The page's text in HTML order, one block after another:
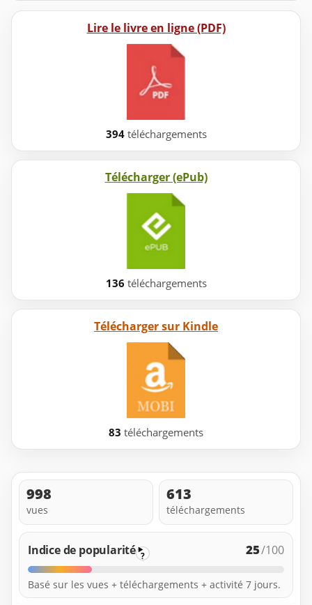
Lire le livre en ligne (PDF)
394téléchargements
Télécharger (ePub)
136 téléchargements
Télécharger sur Kindle
83 téléchargements
998
vues
613
téléchargements
Indice de popularité ? 25/100
Basé sur les vues + téléchargements + activité 7 jours.